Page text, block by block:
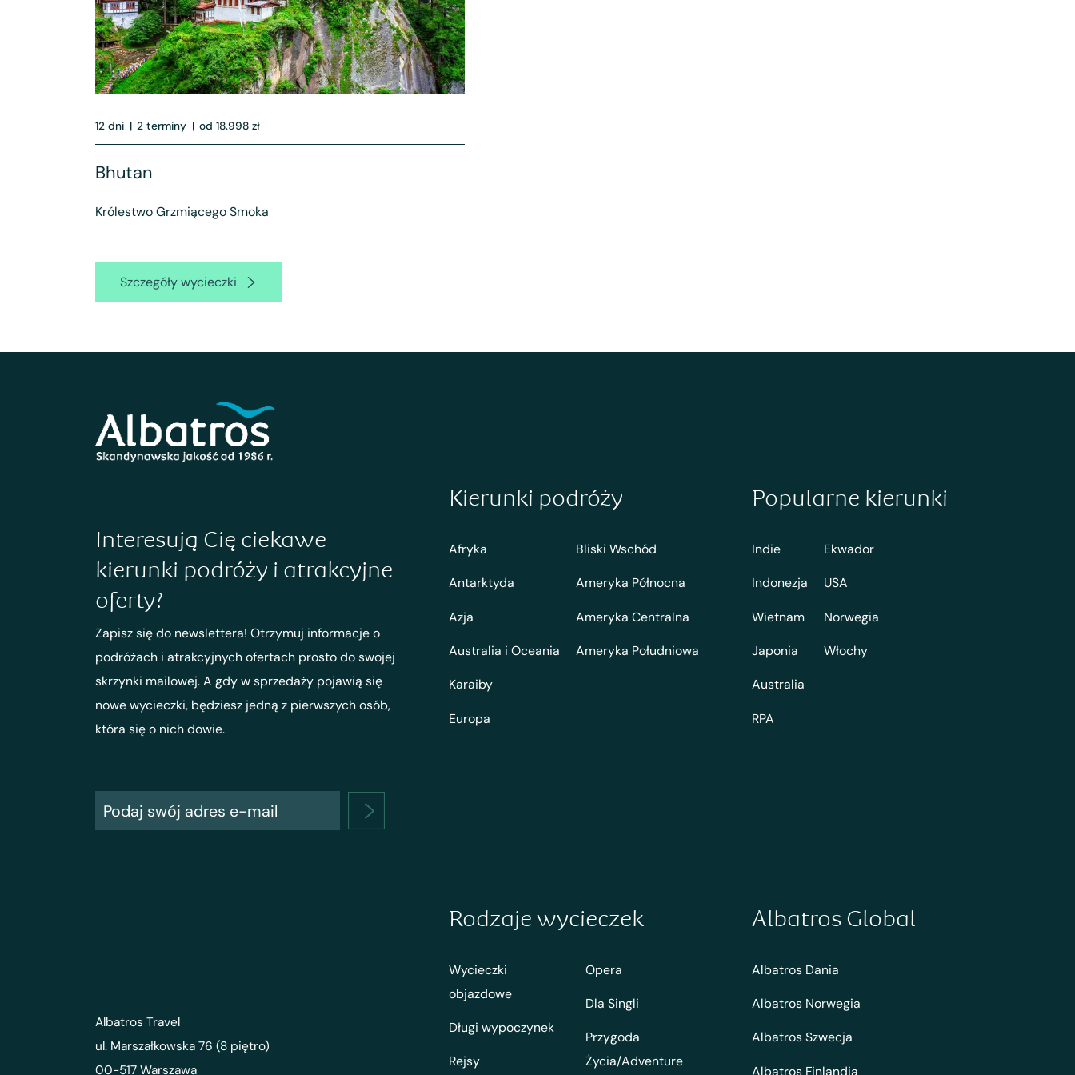
12 dni | 2 terminy | od 18.998 zł
Bhutan
Królestwo Grzmiącego Smoka
Szczegóły wycieczki
Interesują Cię ciekawe
kierunki podróży i atrakcyjne
oferty?
Zapisz się do newslettera! Otrzymuj informacje o
podróżach i atrakcyjnych ofertach prosto do swojej
skrzynki mailowej. A gdy w sprzedaży pojawią się
nowe wycieczki, będziesz jedną z pierwszych osób,
która się o nich dowie.
Kierunki podróży
Afryka
Antarktyda
Azja
Australia i Oceania
Karaiby
Europa
Bliski Wschód
Ameryka Północna
Ameryka Centralna
Ameryka Południowa
Popularne kierunki
Indie
Indonezja
Wietnam
Japonia
Australia
RPA
Ekwador
USA
Norwegia
Włochy
Albatros Travel
ul. Marszałkowska 76 (8 piętro)
00-517 Warszawa
Rodzaje wycieczek
Wycieczki
objazdowe
Długi wypoczynek
Rejsy
Opera
Dla Singli
Przygoda
Życia/Adventure
Albatros Global
Albatros Dania
Albatros Norwegia
Albatros Szwecja
Albatros Finlandia